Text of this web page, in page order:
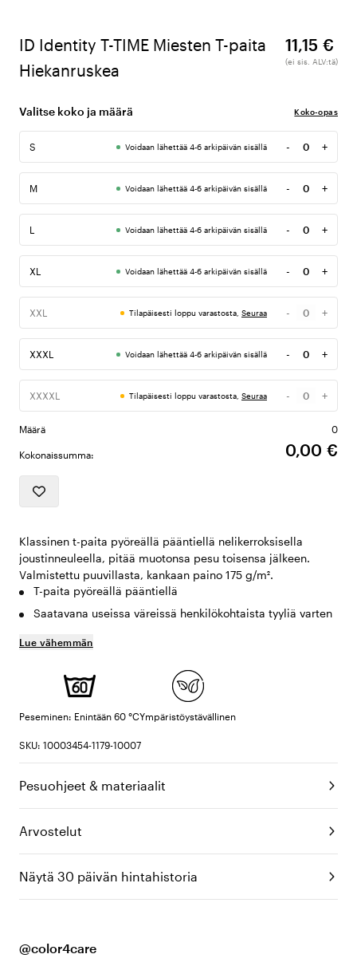
ID Identity T-TIME Miesten T-paita
Hiekanruskea
11,15 €
(ei sis. ALV:tä)
Valitse koko ja määrä Koko-opas
S Voidaan lähettää 4-6 arkipäivän sisällä -
Määrä
+
M Voidaan lähettää 4-6 arkipäivän sisällä -
Määrä
+
L Voidaan lähettää 4-6 arkipäivän sisällä -
Määrä
+
XL Voidaan lähettää 4-6 arkipäivän sisällä -
Määrä
+
XXL Tilapäisesti loppu varastosta, Seuraa -
Määrä
+
XXXL Voidaan lähettää 4-6 arkipäivän sisällä -
Määrä
+
XXXXL Tilapäisesti loppu varastosta, Seuraa -
Määrä
+
Määrä 0
Kokonaissumma: 0,00 €
Klassinen t-paita pyöreällä pääntiellä nelikerroksisella
joustinneuleella, pitää muotonsa pesu toisensa jälkeen.
Valmistettu puuvillasta, kankaan paino 175 g/m².
T-paita pyöreällä pääntiellä
Saatavana useissa väreissä henkilökohtaista tyyliä varten
Lue vähemmän
Peseminen: Enintään 60 °CYmpäristöystävällinen
SKU: 10003454-1179-10007
Pesuohjeet & materiaalit
Arvostelut
Näytä 30 päivän hintahistoria
@color4care